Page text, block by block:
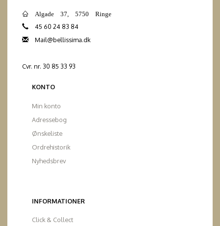
Algade 37, 5750 Ringe
45 60 24 83 84
Mail@bellissima.dk
Cvr. nr. 30 85 33 93
KONTO
Min konto
Adressebog
Ønskeliste
Ordrehistorik
Nyhedsbrev
INFORMATIONER
Click & Collect